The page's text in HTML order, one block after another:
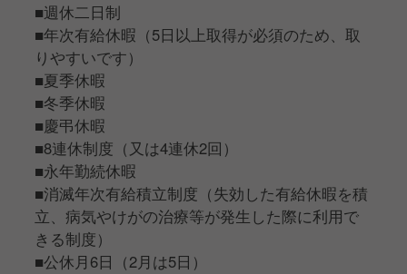
■週休二日制
■年次有給休暇（5日以上取得が必須のため、取
りやすいです）
■夏季休暇
■冬季休暇
■慶弔休暇
■8連休制度（又は4連休2回）
■永年勤続休暇
■消滅年次有給積立制度（失効した有給休暇を積
立、病気やけがの治療等が発生した際に利用で
きる制度）
■公休月6日（2月は5日）